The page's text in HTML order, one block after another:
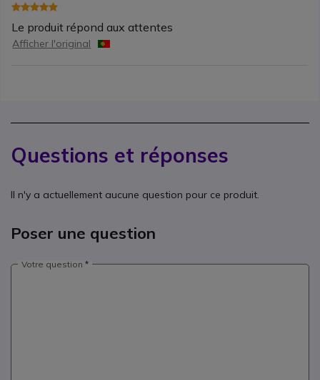
Le produit répond aux attentes
Afficher l'original
Questions et réponses
Il n'y a actuellement aucune question pour ce produit.
Poser une question
Votre question